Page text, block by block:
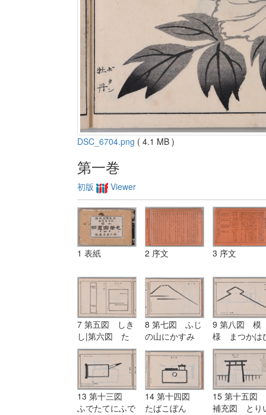
DSC_6704.png ( 4.1 MB )
第一巻
初版 Viewer
1 表紙 2 序文 3 序文
7 第五図 しき
し|第六図 た
んざく
8 第七図 ふじ
の山にかすみ
9 第八図 模
様 まつかは
し
13 第十三図
ふでたてにふで
14 第十四図
たばこぼん
15 第十五図
補充図 とり